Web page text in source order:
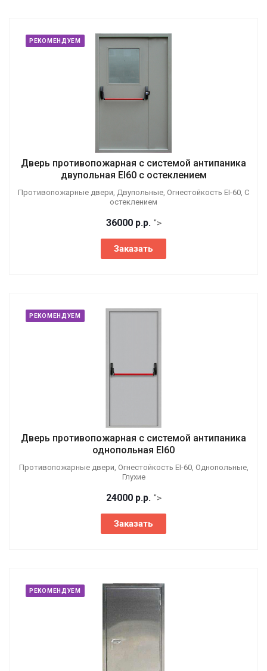
РЕКОМЕНДУЕМ
Дверь противопожарная с системой антипаника
двупольная EI60 с остеклением
Противопожарные двери, Двупольные, Огнестойкость EI-60, С
остеклением
36000 р.р. ">
Заказать
РЕКОМЕНДУЕМ
Дверь противопожарная с системой антипаника
однопольная EI60
Противопожарные двери, Огнестойкость EI-60, Однопольные,
Глухие
24000 р.р. ">
Заказать
РЕКОМЕНДУЕМ